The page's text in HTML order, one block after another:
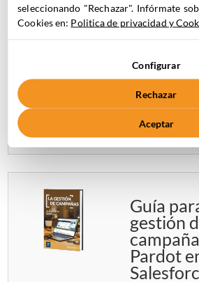
cómo
desde
Guía
gestión
Pardot
seleccionando "Rechazar". Infórmate
Cookies en: Politica de privacidad y
Configurar
Rechazar
Aceptar